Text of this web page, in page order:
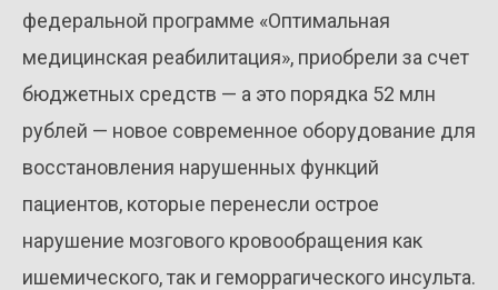
федеральной программе «Оптимальная
медицинская реабилитация», приобрели за счет
бюджетных средств — а это порядка 52 млн
рублей — новое современное оборудование для
восстановления нарушенных функций
пациентов, которые перенесли острое
нарушение мозгового кровообращения как
ишемического, так и геморрагического инсульта.